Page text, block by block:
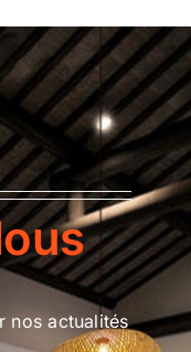
nos actualités